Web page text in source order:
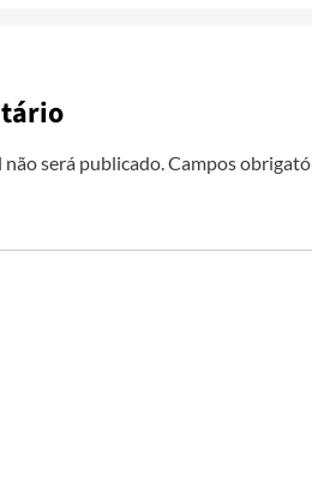
será publicado.Campos